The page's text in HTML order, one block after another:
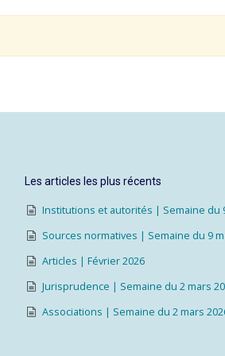
Les articles les plus récents
Institutions et autorités | Semaine du
Sources normatives | Semaine du 9
Articles | Février 2026
Jurisprudence | Semaine du 2 mars
Associations | Semaine du 2 mars